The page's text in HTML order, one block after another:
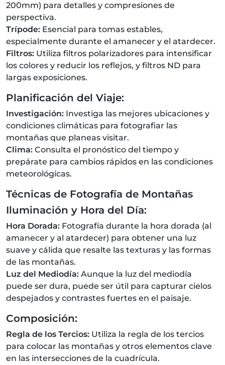
200mm) para detalles y compresiones de
perspectiva.
Trípode: Esencial para tomas estables,
especialmente durante el amanecer y el atardecer.
Filtros: Utiliza filtros polarizadores para intensificar
los colores y reducir los reflejos, y filtros ND para
largas exposiciones.
Planificación del Viaje:
Investigación: Investiga las mejores ubicaciones y
condiciones climáticas para fotografiar las
montañas que planeas visitar.
Clima: Consulta el pronóstico del tiempo y
prepárate para cambios rápidos en las condiciones
meteorológicas.
Técnicas de Fotografía de Montañas
Iluminación y Hora del Día:
Hora Dorada: Fotografía durante la hora dorada (al
amanecer y al atardecer) para obtener una luz
suave y cálida que resalte las texturas y las formas
de las montañas.
Luz del Mediodía: Aunque la luz del mediodía
puede ser dura, puede ser útil para capturar cielos
despejados y contrastes fuertes en el paisaje.
Composición:
Regla de los Tercios: Utiliza la regla de los tercios
para colocar las montañas y otros elementos clave
en las intersecciones de la cuadrícula.